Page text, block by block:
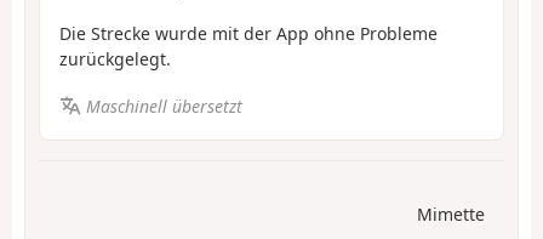
Die Strecke wurde mit der App ohne Probleme
zurückgelegt.
Maschinell übersetzt
Mimette